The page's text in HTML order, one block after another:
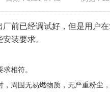
厂前已经调试好，但是用户
装要求。
相符。
周围无易燃物质，无严重粉尘